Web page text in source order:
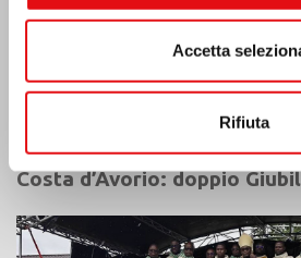
Accetta
Rifiuta
Costa d’Avorio: doppio